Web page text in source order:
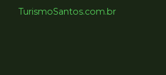
TurismoSantos.com.br